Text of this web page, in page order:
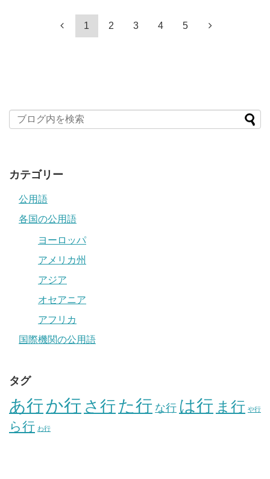
1 2 3 4 5
カテゴリー
公用語
各国の公用語
ヨーロッパ
アメリカ州
アジア
オセアニア
アフリカ
国際機関の公用語
タグ
あ行か行 さ行た行 な行 は行 ま行 や行
ら行 わ行